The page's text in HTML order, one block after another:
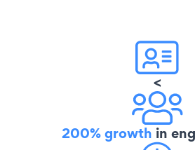
<
200% growth in